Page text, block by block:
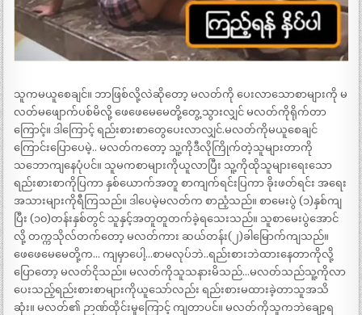
သူကမယူစေချင်။ ဘာဖြစ်လို့လဲဆိုတော့ မလတ်ကို ပေးလာသောစာများကို မ
လတ်မဖျောက်ပစ်မိလို့ ဖေဖေမေမေတို့တွေ့သွားလျှင် မလတ်ကိုရိုက်တာ
ကြောင့်။ ဒါကြောင့် ရည်းစားစာတွေပေးလာလျှင်.မလတ်ကိုမယူစေချင်
ကြောင်းပြောပေမဲ့.. မလတ်ကတော့ သူ့ကိုဒီလိုကြိုက်တဲ့သူများတာကို
သဘောကျနေပုံပင်။ သူမကစာများကိုယူလာပြီး သူ့ကိုထိုသူများရေးသော
ရည်းစားစာကိုပြကာ နှစ်ယောက်အတူ စာကျက်ရင်းပြကာ ခိုးဖတ်ရင်း အရေး
အသားများကိုရီကြသည်။ ဒါပေမဲ့မလတ်က စာညံ့သည်။ စာမေးပွဲ (၁)နှစ်ကျ
ပြီး (၁၀)တန်းနှစ်တွင် သူနှင့်အတူတူတက်ခဲ့ရသေးသည်။ သူစာမေးပွဲအောင်
လို့ တက္ကသိုလ်တက်တော့ မလတ်ကား ဆယ်တန်း(၂)ခါမြောက်ကျသည်။
ဖေဖေမေမေတို့က… ကျမှာပေါ့…စာမလုပ်ဘဲ..ရည်းစားဘဲထားနေတာကိုလို့
ပြောတော့ မလတ်ငိုသည်။ မလတ်ကိုသူသနားမိသည်…မလတ်သည်သူ့ကိုလာ
ပေးသည့်ရည်းစားစာများကိုယူသော်လည်း ရည်းစားမထားခဲ့တာသူအသိ
ဆုံး။ မလတ်၏ ဉာဏ်ထိုင်းမှုကြောင့် ကျတာပင်။ မလတ်ကိုသူကဘဲချော့ရ